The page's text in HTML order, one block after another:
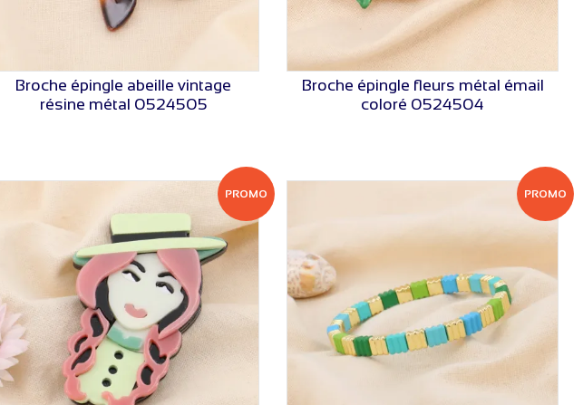
VOIR LE PRIX
Broche épingle abeille vintage
résine métal 0524505
VOIR LE PRIX
Broche épingle fleurs métal émail
coloré 0524504
PROMO PROMO